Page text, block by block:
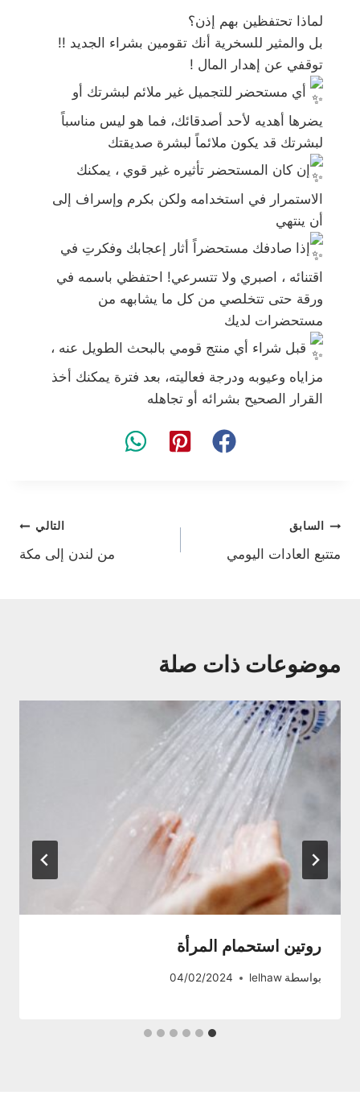
لماذا تحتفظين بهم إذن؟
بل والمثير للسخرية أنك تقومين بشراء الجديد !!
توقفي عن إهدار المال !
أي مستحضر للتجميل غير ملائم لبشرتك أو
يضرها أهديه لأحد أصدقائك، فما هو ليس مناسباً
لبشرتك قد يكون ملائماً لبشرة صديقتك
إن كان المستحضر تأثيره غير قوي ، يمكنك
الاستمرار في استخدامه ولكن بكرم وإسراف إلى
أن ينتهي
إذا صادفك مستحضراً أثار إعجابك وفكرتِ في
اقتنائه ، اصبري ولا تتسرعي! احتفظي باسمه في
ورقة حتى تتخلصي من كل ما يشابهه من
مستحضرات لديك
قبل شراء أي منتج قومي بالبحث الطويل عنه ،
مزاياه وعيوبه ودرجة فعاليته، بعد فترة يمكنك أخذ
القرار الصحيح بشرائه أو تجاهله
تصفّح
المقالات
السابق
متتبع العادات اليومي
التالي
من لندن إلى مكة
موضوعات ذات صلة
روتين استحمام المرأة
بواسطة lelhaw
04/02/2024